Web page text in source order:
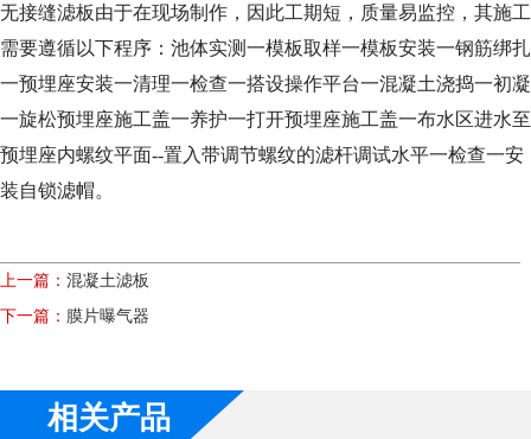
无接缝滤板由于在现场制作，因此工期短，质量易监控，其施工
需要遵循以下程序：池体实测一模板取样一模板安装一钢筋绑扎
一预埋座安装一清理一检查一搭设操作平台一混凝土浇捣一初凝
一旋松预埋座施工盖一养护一打开预埋座施工盖一布水区进水至
预埋座内螺纹平面--置入带调节螺纹的滤杆调试水平一检查一安
装自锁滤帽。
上一篇： 混凝土滤板
下一篇： 膜片曝气器
相关产品